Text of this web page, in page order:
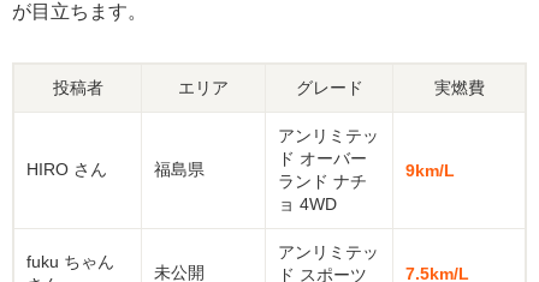
が目立ちます。
投稿者 エリア グレード 実燃費
HIRO さん 福島県
アンリミテッ
ド オーバー
ランド ナチ
ョ 4WD
9km/L
fuku ちゃん
未公開
アンリミテッ
ド スポーツ
7.5km/L